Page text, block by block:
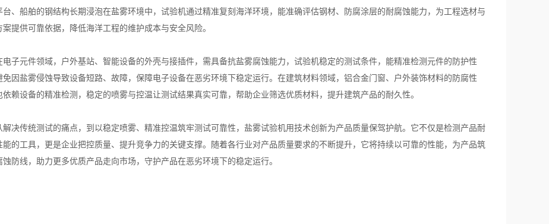
台、船舶的钢结构长期浸泡在盐雾环境中，试验机通过精准复刻海洋环境，能准确评估钢材、防腐涂层的耐腐蚀能力，为工程选材与
案提供可靠依据，降低海洋工程的维护成本与安全风险。
元件领域，户外基站、智能设备的外壳与接插件，需具备抗盐雾腐蚀能力，试验机稳定的测试条件，能精准检测元件的防护性
免因盐雾侵蚀导致设备短路、故障，保障电子设备在恶劣环境下稳定运行。在建筑材料领域，铝合金门窗、户外装饰材料的防腐性
依赖设备的精准检测，稳定的喷雾与控温让测试结果真实可靠，帮助企业筛选优质材料，提升建筑产品的耐久性。
传统测试的痛点，到以稳定喷雾、精准控温筑牢测试可靠性，盐雾试验机用技术创新为产品质量保驾护航。它不仅是检测产品耐
能的工具，更是企业把控质量、提升竞争力的关键支撑。随着各行业对产品质量要求的不断提升，它将持续以可靠的性能，为产品筑
蚀防线，助力更多优质产品走向市场，守护产品在恶劣环境下的稳定运行。